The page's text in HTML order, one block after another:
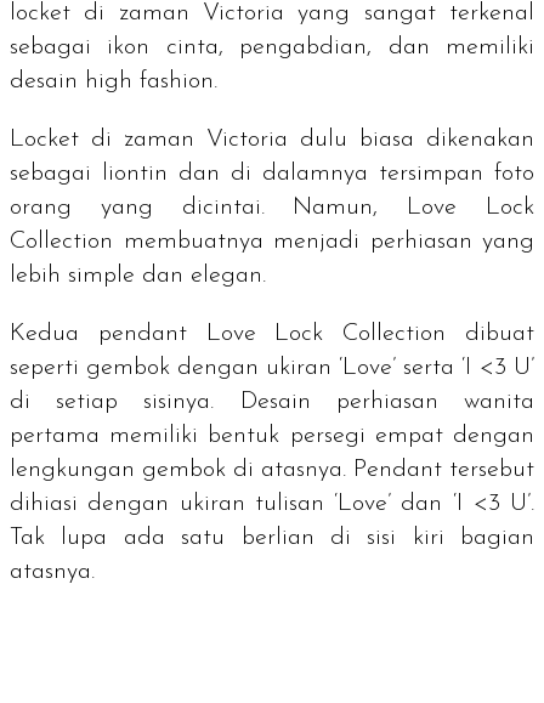
locket di zaman Victoria yang sangat terkenal
sebagai ikon cinta, pengabdian, dan memiliki
desain high fashion.
Locket di zaman Victoria dulu biasa dikenakan
sebagai liontin dan di dalamnya tersimpan foto
orang yang dicintai. Namun, Love Lock
Collection membuatnya menjadi perhiasan yang
lebih simple dan elegan.
Kedua pendant Love Lock Collection dibuat
seperti gembok dengan ukiran ‘Love’ serta ‘I <3 U’
di setiap sisinya. Desain perhiasan wanita
pertama memiliki bentuk persegi empat dengan
lengkungan gembok di atasnya. Pendant tersebut
dihiasi dengan ukiran tulisan ‘Love’ dan ‘I <3 U’.
Tak lupa ada satu berlian di sisi kiri bagian
atasnya.